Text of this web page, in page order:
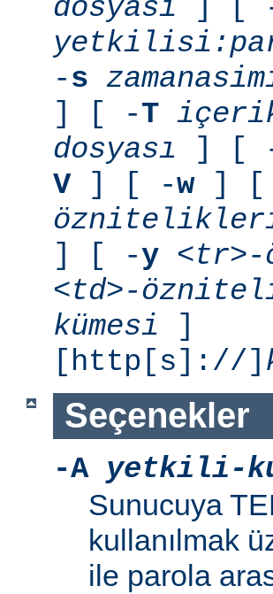
dosyası ] [
-s
] [ -T
dosyası ] [
V] [ -w] [
] [ -y
<td>-
kümesi ]
[http[s]://]
Seçenekler
-A yetkili-
Sunucuya
kullanılmak
ile parola